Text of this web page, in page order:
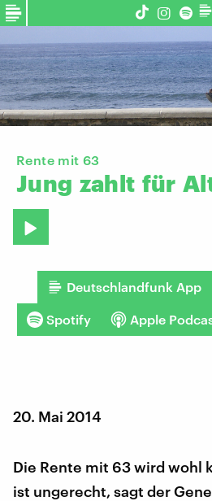
Rente mit 63
Jung zahlt für
Deutschlandfunk App
Spotify Apple
20. Mai 2014
Die Rente mit 63 wird wohl
ist ungerecht, sagt der